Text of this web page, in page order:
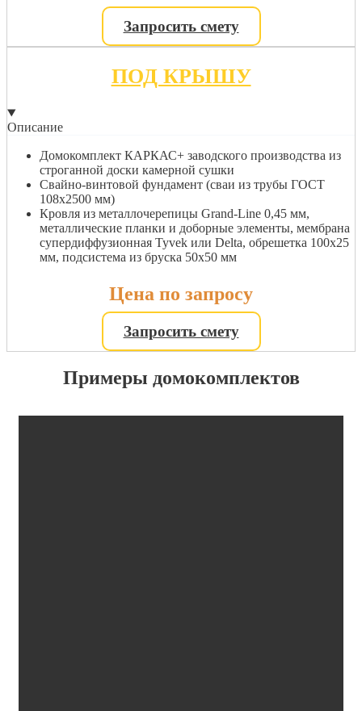
Запросить смету
ПОД КРЫШУ
Описание
Домокомплект КАРКАС+ заводского производства из
строганной доски камерной сушки
Свайно-винтовой фундамент (сваи из трубы ГОСТ
108х2500 мм)
Кровля из металлочерепицы Grand-Line 0,45 мм,
металлические планки и доборные элементы, мембрана
супердиффузионная Tyvek или Delta, обрешетка 100х25
мм, подсистема из бруска 50х50 мм
Цена по запросу
Запросить смету
Примеры домокомплектов